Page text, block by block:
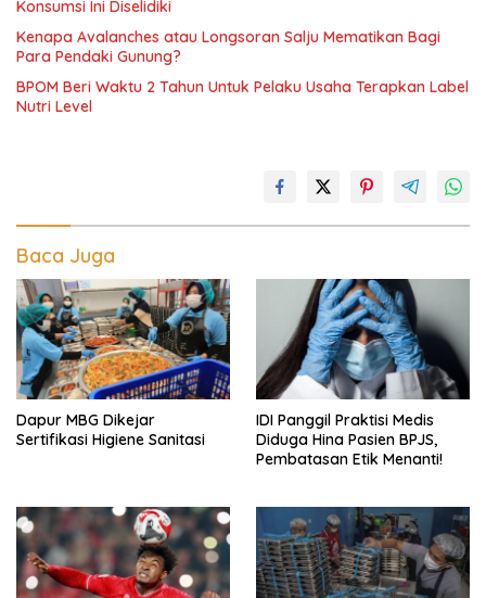
Konsumsi Ini Diselidiki
Kenapa Avalanches atau Longsoran Salju Mematikan Bagi
Para Pendaki Gunung?
BPOM Beri Waktu 2 Tahun Untuk Pelaku Usaha Terapkan Label
Nutri Level
Baca Juga
Dapur MBG Dikejar
Sertifikasi Higiene Sanitasi
IDI Panggil Praktisi Medis
Diduga Hina Pasien BPJS,
Pembatasan Etik Menanti!